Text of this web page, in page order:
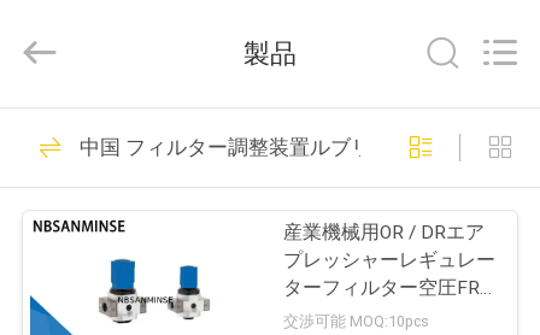
プ
ダ
Reserved.
空気電磁弁
574
製品
中国 フィルター調整装置ルブリケーター
産業機械用OR / DRエア
プレッシャーレギュレー
ターフィルター空圧FRL
ユニット
交渉可能 MOQ:10pcs